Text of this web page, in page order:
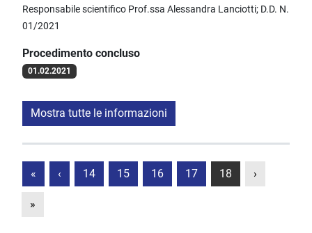
Responsabile scientifico Prof.ssa Alessandra Lanciotti; D.D. N.
01/2021
Procedimento concluso
01.02.2021
Mostra tutte le informazioni
« ‹ 14 15 16 17 18 ›
»